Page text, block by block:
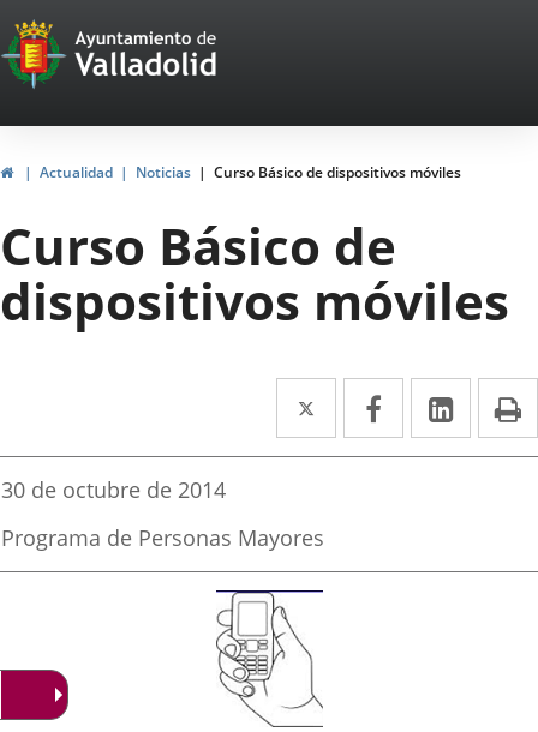
Portal
Web
del
Ayuntamiento
de
Valladolid
InicioActualidad Noticias Curso Básico de dispositivos móviles
Curso Básico de
dispositivos móviles
Twitter
Enlace
a
externa.
Facebook
Enlace
a
externa.
Enlace
a
Fecha
la
noticia
30 de octubre de 2014
Fuente
la
Programa de Personas Mayores